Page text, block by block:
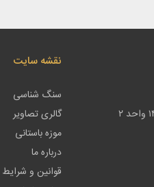
نقشه سایت
سنگ شناسی
گالری تصاویر
موزه باستانی
درباره ما
قوانین و شرایط